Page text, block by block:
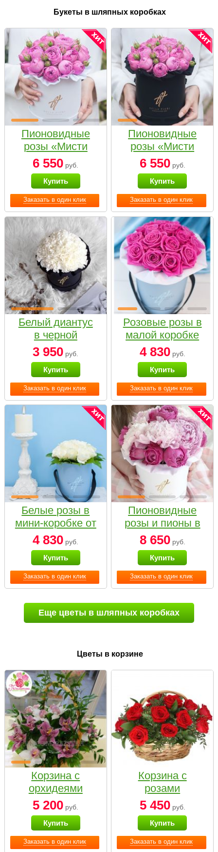
Букеты в шляпных коробках
Заказать в один клик
Пионовидные
розы «Мисти
бабблс» в белой
коробке Small
6 550 руб.
Купить
Заказать в один клик
Пионовидные
розы «Мисти
бабблс» в
черной коробке
Small
6 550руб.
Купить
Заказать в один клик
Белый диантус
в черной
коробке Small
3 950 руб.
Купить
Заказать в один клик
Розовые розы в
малой коробке
4 830руб.
Купить
Заказать в один клик
Белые розы в
мини-коробке от
Bella Fiori
4 830 руб.
Купить
Заказать в один клик
Пионовидные
розы и пионы в
белой коробке
Small
8 650руб.
Купить
Еще цветы в шляпных коробках
Цветы в корзине
Заказать в один клик
Корзина с
орхидеями
малая
5 200 руб.
Купить
Заказать в один клик
Корзина с
розами
«Красный
Париж»
5 450руб.
Купить